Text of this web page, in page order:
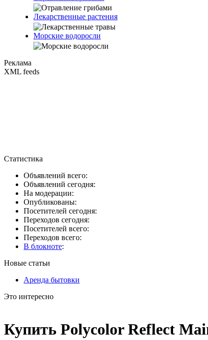
Лекарственные растения
Морские водоросли
Реклама
XML feeds
Статистика
Объявлений всего:
Объявлений сегодня:
На модерации:
Опубликованы:
Посетителей сегодня:
Переходов сегодня:
Посетителей всего:
Переходов всего:
В блокноте:
Новые статьи
Аренда бытовки
Это интересно
Купить Polycolor Reflect